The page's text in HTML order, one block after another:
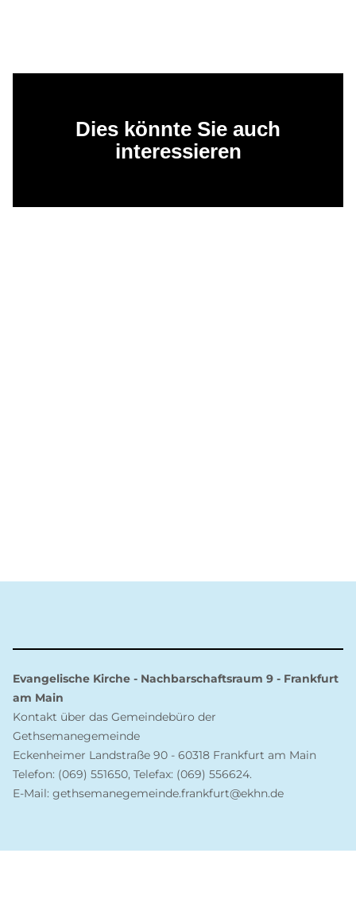
Dies könnte Sie auch
interessieren
Evangelische Kirche - Nachbarschaftsraum 9 - Frankfurt
am Main
Kontakt über das Gemeindebüro der
Gethsemanegemeinde
Eckenheimer Landstraße 90 - 60318 Frankfurt am Main
Telefon: (069) 551650, Telefax: (069) 556624.
E-Mail: gethsemanegemeinde.frankfurt@ekhn.de